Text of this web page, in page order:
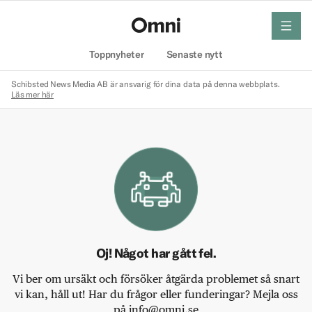
Toppnyheter Senaste nytt
meny
Schibsted News Media AB är ansvarig för dina data på denna webbplats.
Läs mer här
Oj! Något har gått fel.
Vi ber om ursäkt och försöker åtgärda problemet så snart
vi kan, håll ut! Har du frågor eller funderingar? Mejla oss